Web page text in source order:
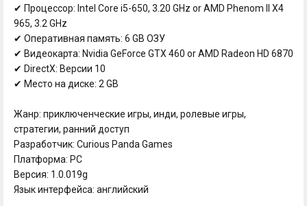
✔ Процессор: Intel Core i5-650, 3.20 GHz or AMD Phenom II X4
965, 3.2 GHz
✔ Оперативная память: 6 GB ОЗУ
✔ Видеокарта: Nvidia GeForce GTX 460 or AMD Radeon HD 6870
✔ DirectX: Версии 10
✔ Место на диске: 2 GB
Жанр: приключенческие игры, инди, ролевые игры,
стратегии, ранний доступ
Разработчик: Curious Panda Games
Платформа: PC
Версия: 1.0.019g
Язык интерфейса: английский